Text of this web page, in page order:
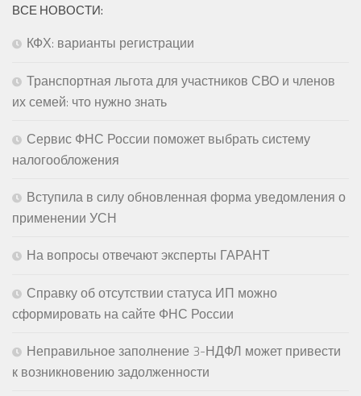
ВСЕ НОВОСТИ:
КФХ: варианты регистрации
Транспортная льгота для участников СВО и членов
их семей: что нужно знать
Сервис ФНС России поможет выбрать систему
налогообложения
Вступила в силу обновленная форма уведомления о
применении УСН
На вопросы отвечают эксперты ГАРАНТ
Справку об отсутствии статуса ИП можно
сформировать на сайте ФНС России
Неправильное заполнение 3-НДФЛ может привести
к возникновению задолженности